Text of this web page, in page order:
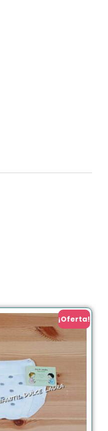
¡Oferta!